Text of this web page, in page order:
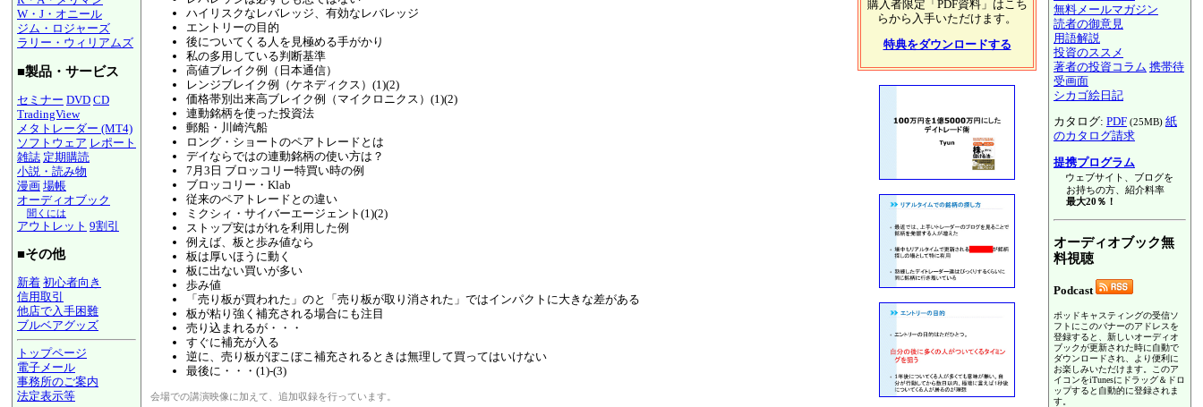
W・J・オニール
ジム・ロジャーズ
ラリー・ウィリアムズ
■製品・サービス
セミナー DVD CD
TradingView
メタトレーダー (MT4)
ソフトウェア レポート
雑誌 定期購読
小説・読み物
漫画 場帳
オーディオブック
聞くには
アウトレット 9割引
■その他
新着 初心者向き
信用取引
他店で入手困難
ブルベアグッズ
トップページ
電子メール
事務所のご案内
法定表示等
購入者限定「PDF資料」はこち
らから入手いただけます。
特典をダウンロードする
ハイリスクなレバレッジ、有効なレバレッジ
エントリーの目的
後についてくる人を見極める手がかり
私の多用している判断基準
高値ブレイク例（日本通信）
レンジブレイク例（ケネディクス）(1)(2)
価格帯別出来高ブレイク例（マイクロニクス）(1)(2)
連動銘柄を使った投資法
郵船・川崎汽船
ロング・ショートのペアトレードとは
デイならではの連動銘柄の使い方は？
7月3日 ブロッコリー特買い時の例
ブロッコリー・Klab
従来のペアトレードとの違い
ミクシィ・サイバーエージェント(1)(2)
ストップ安はがれを利用した例
例えば、板と歩み値なら
板は厚いほうに動く
板に出ない買いが多い
歩み値
「売り板が買われた」のと「売り板が取り消された」ではインパクトに大きな差がある
板が粘り強く補充される場合にも注目
売り込まれるが・・・
すぐに補充が入る
逆に、売り板がぼこぼこ補充されるときは無理して買ってはいけない
最後に・・・(1)-(3)
会場での講演映像に加えて、追加収録を行っています。
無料メールマガジン
読者の御意見
用語解説
投資のススメ
著者の投資コラム 携帯待
受画面
シカゴ絵日記
カタログ: PDF (25MB) 紙
のカタログ請求
提携プログラム
ウェブサイト、ブログを
お持ちの方、紹介料率
最大20％！
オーディオブック無
料視聴
Podcast
ポッドキャスティングの受信ソ
フトにこのバナーのアドレスを
登録すると、新しいオーディオ
ブックが更新された時に自動で
ダウンロードされ、より便利に
お楽しみいただけます。このア
イコンをiTunesにドラッグ＆ドロ
ップすると自動的に登録されま
す。